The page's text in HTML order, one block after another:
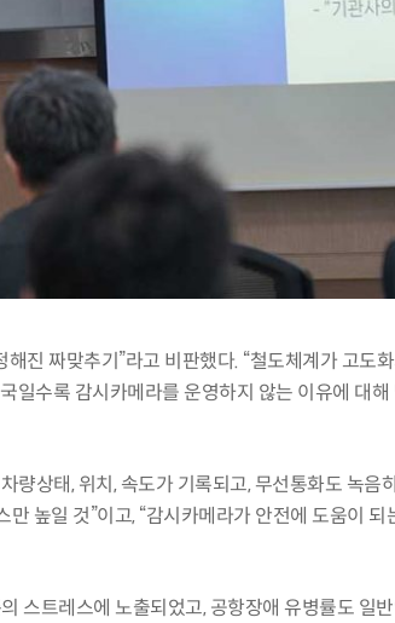
진 짜맞추기 ”라고 비판했다. “철도체계가 고도
일수록 감시카메라를 운영하지 않는 이유에 대해
량상태,위치 ,속도가 기록되고,무선통화도 녹음
만 높일 것”이고, “감시카메라가 안전에 도움이 되
스트레스에 노출되었고,공항장애 유병률도 일